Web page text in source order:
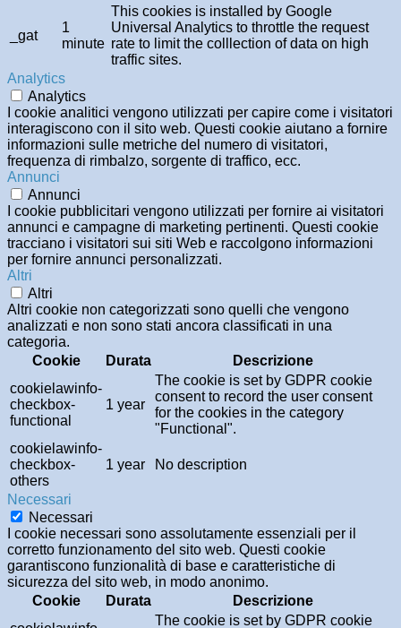
_gat
1
minute
This cookies is installed by Google
Universal Analytics to throttle the request
rate to limit the colllection of data on high
traffic sites.
Analytics
Analytics
I cookie analitici vengono utilizzati per capire come i visitatori
interagiscono con il sito web. Questi cookie aiutano a fornire
informazioni sulle metriche del numero di visitatori,
frequenza di rimbalzo, sorgente di traffico, ecc.
Annunci
Annunci
I cookie pubblicitari vengono utilizzati per fornire ai visitatori
annunci e campagne di marketing pertinenti. Questi cookie
tracciano i visitatori sui siti Web e raccolgono informazioni
per fornire annunci personalizzati.
Altri
Altri
Altri cookie non categorizzati sono quelli che vengono
analizzati e non sono stati ancora classificati in una
categoria.
Cookie
Durata
Descrizione
cookielawinfo-
checkbox-
functional
1 year
The cookie is set by GDPR cookie
consent to record the user consent
for the cookies in the category
"Functional".
cookielawinfo-
checkbox-
others
1 year No description
Necessari
Necessari
I cookie necessari sono assolutamente essenziali per il
corretto funzionamento del sito web. Questi cookie
garantiscono funzionalità di base e caratteristiche di
sicurezza del sito web, in modo anonimo.
Cookie
Durata
Descrizione
The cookie is set by GDPR cookie